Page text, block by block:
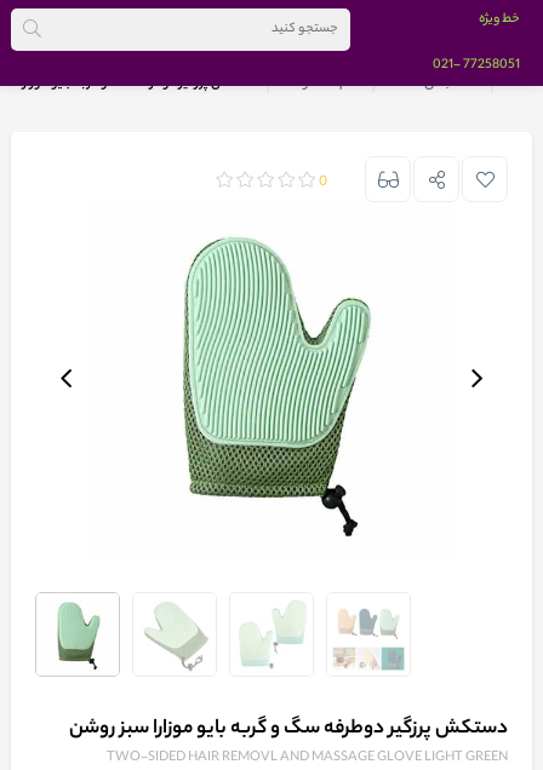
خط ویژه
77258051
-021
خانه
دسته بندی کالاها تمام محصولات دستکش پرزگیر دوطرفه سگ و گربه بایو موزارا
دستکش پرزگیر دوطرفه سگ و گربه بایو موزارا سبز روشن
TWO-SIDED HAIR REMOVL AND MASSAGE GLOVE LIGHT GREEN
0